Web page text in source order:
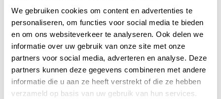
We gebruiken cookies om content en advertenties te
personaliseren, om functies voor social media te bieden
en om ons websiteverkeer te analyseren. Ook delen we
informatie over uw gebruik van onze site met onze
partners voor social media, adverteren en analyse. Deze
partners kunnen deze gegevens combineren met andere
informatie die u aan ze heeft verstrekt of die ze hebben
verzameld op basis van uw gebruik van hun services.
Bovenwoning: circa 88 m² GBO over twee verdiepingen,
verhuurd aan een particuliere huurder voor € 17.940,- per
jaar.
Omgeving: Julianaplein is omgeven door diverse
bekende winkelketens en lokale speciaalzaken,
waaronder:
Lees volledige omschrijving